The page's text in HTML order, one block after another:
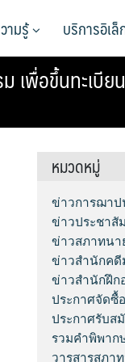
ามรู้ บริการอิเ
เพื่อขึ้นทะเบีย
หมวดหมู่
ข่าวการฌาป
ข่าวประชาสั
ข่าวสภาทนา
ข่าวสำนักคดี
ข่าวสำนักฝึก
ประกาศจัดซื้
ประกาศรับส
รวมคำพิพาก
วารสารสภา